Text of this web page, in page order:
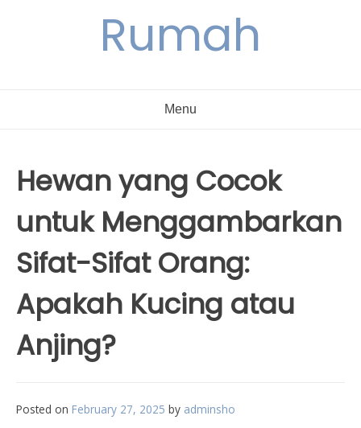
Rumah
Menu
Hewan yang Cocok
untuk Menggambarkan
Sifat-Sifat Orang:
Apakah Kucing atau
Anjing?
Posted on February 27, 2025 by adminsho